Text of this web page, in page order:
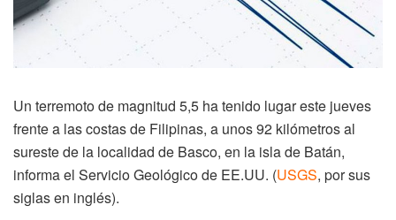
Un terremoto de magnitud 5,5 ha tenido lugar este jueves
frente a las costas de Filipinas, a unos 92 kilómetros al
sureste de la localidad de Basco, en la isla de Batán,
informa el Servicio Geológico de EE.UU. (USGS, por sus
siglas en inglés).